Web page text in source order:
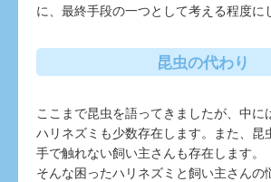
に、最終手段の一つとして考える程度に
昆虫の代わり
ここまで昆虫を語ってきましたが、中に
ハリネズミも少数存在します。また、昆
手で触れない飼い主さんも存在します。
そんな困ったハリネズミと飼い主さんの